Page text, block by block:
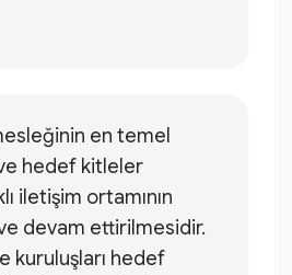
en temel
hedef kitleler
iletişim ortamının
devam ettirilmesidir.
kuruluşları hedef